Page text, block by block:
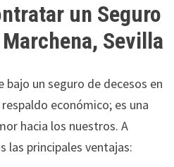
un Seguro
Sevilla
bajo un seguro de decesos en
económico; es una
hacia los nuestros. A
las principales ventajas: